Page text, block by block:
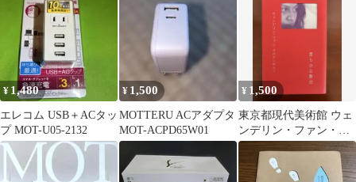
ットエコバッグ
¥ 1,480
エレコム USB＋ACタッ
プ MOT-U05-2132
¥ 1,500
MOTTERU ACアダプタ
MOT-ACPD65W01
¥ 1,500
東京都現代美術館 ウェ
ンデリン・ファン・オ
ルデンボルフ 柔らかな
舞台 展覧会図録